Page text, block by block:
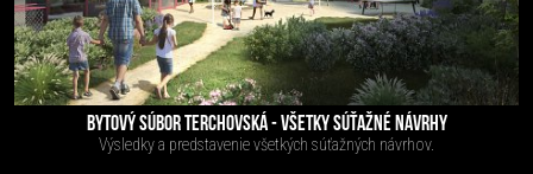
BYTOVÝ SÚBOR TERCHOVSKÁ - VŠETKY SÚŤAŽNÉ NÁVRHY
Výsledky a predstavenie všetkých súťažných návrhov.